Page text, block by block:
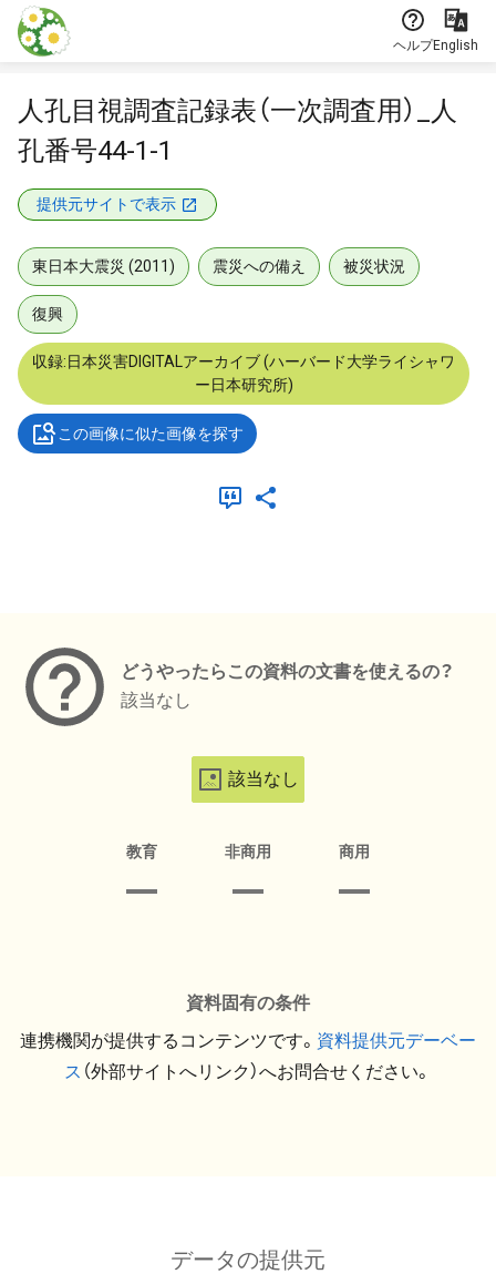
本文に飛ぶ
ヘルプEnglish
人孔目視調査記録表（一次調査用）_人
孔番号44-1-1
提供元サイトで表示
東日本大震災 (2011) 震災への備え 被災状況
復興
収録:日本災害DIGITALアーカイブ (ハーバード大学ライシャワ
ー日本研究所)
この画像に似た画像を探す
どうやったらこの資料の文書を使えるの？
該当なし
該当なし
教育 非商用 商用
資料固有の条件
連携機関が提供するコンテンツです。 資料提供元デーベー
ス （外部サイトへリンク）へお問合せください。
データの提供元